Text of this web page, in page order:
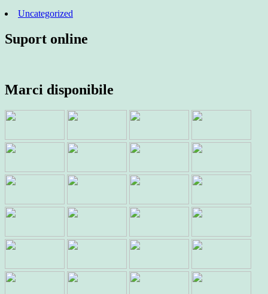
Uncategorized
Suport online
Marci disponibile